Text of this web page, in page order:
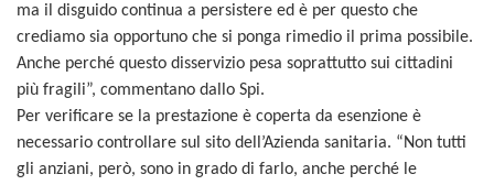
ma il disguido continua a persistere ed è per questo che
crediamo sia opportuno che si ponga rimedio il prima possibile.
Anche perché questo disservizio pesa soprattutto sui cittadini
più fragili”, commentano dallo Spi.
Per verificare se la prestazione è coperta da esenzione è
necessario controllare sul sito dell’Azienda sanitaria. “Non tutti
gli anziani, però, sono in grado di farlo, anche perché le